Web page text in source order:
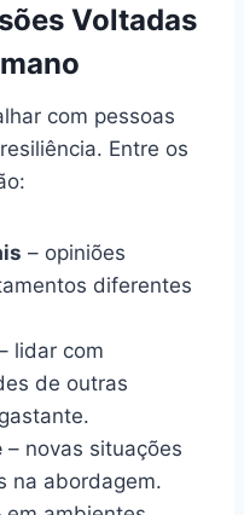
Voltadas
com pessoas
Entre os
– opiniões
diferentes
lidar com
de outras
– novas situações
na abordagem.